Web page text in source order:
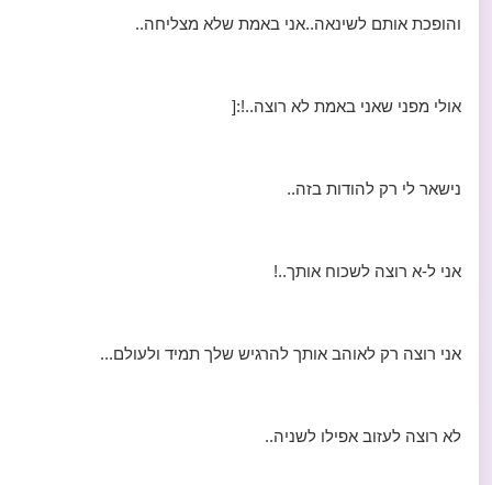
והופכת אותם לשינאה..אני באמת שלא מצליחה..
אולי מפני שאני באמת לא רוצה..!:[
נישאר לי רק להודות בזה..
אני ל-א רוצה לשכוח אותך..!
אני רוצה רק לאוהב אותך להרגיש שלך תמיד ולעולם...
לא רוצה לעזוב אפילו לשניה..